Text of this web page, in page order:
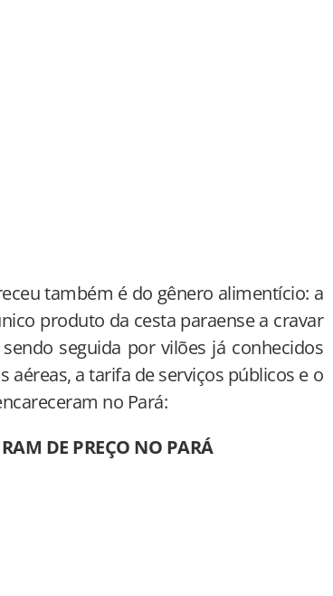
também é do gênero alimentício: a
produto da cesta paraense a cravar
seguida por vilões já conhecidos
aéreas, a tarifa de serviços públicos e o
no Pará:
DE PREÇO NO PARÁ